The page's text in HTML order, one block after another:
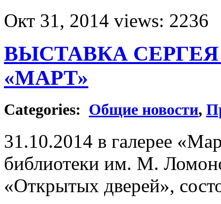
Окт 31, 2014 views: 2236
ВЫСТАВКА
«МАРТ»
Categories: Общие новости,
31.10.2014 в галерее
библиотеки им. М.
«Открытых дверей»,